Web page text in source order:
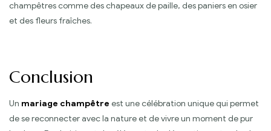
champêtres comme des chapeaux de paille, des paniers en osier
et des fleurs fraîches.
Conclusion
Un mariage champêtre est une célébration unique qui permet
de se reconnecter avec la nature et de vivre un moment de pur